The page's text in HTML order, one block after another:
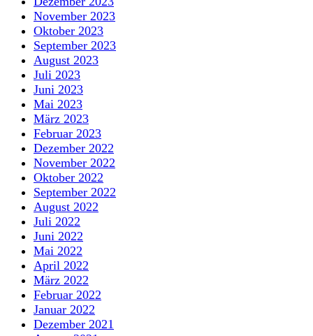
November 2023
Oktober 2023
September 2023
August 2023
Juli 2023
Juni 2023
Mai 2023
März 2023
Februar 2023
Dezember 2022
November 2022
Oktober 2022
September 2022
August 2022
Juli 2022
Juni 2022
Mai 2022
April 2022
März 2022
Februar 2022
Januar 2022
Dezember 2021